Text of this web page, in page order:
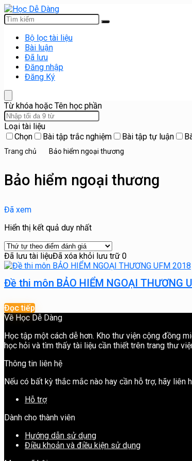
Bộ lọc tài liệu
Bài luận
Đã lưu
Đăng nhập
Đăng Ký
Từ khóa hoặc Tên học phần
Loại tài liệu
Chọn
Bài tập trắc nghiệm Bài tập tự luận
Trang chủ Bảo hiểm ngoại thương
Bảo hiểm ngoại thương
Đã xem
Hiển thị kết quả duy nhất
Đã lưu tài liệuĐã xóa khỏi lưu trữ 0
Đề thi môn BẢO HIỂM NGOẠI THƯƠNG
Đọc tiếp
Về Học Dễ Dàng
Học tập một cách dễ hơn. Kho thư viện cộng đồng
học hỏi và tìm thấy tài liệu cần thiết trên trang thư
Thông tin liên hệ
Nếu có bất kỳ thắc mắc nào hay cần hỗ trợ, hãy liên
Hỗ trợ
Dành cho thành viên
Hướng dẫn sử dụng
Điều khoản và điều kiện sử dụng